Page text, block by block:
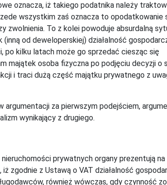
oznacza, iż takiego podatnika należy
wszystkim zaś oznacza to opodatkowanie
zwolnienia. To z kolei powoduje absurdalną
od deweloperskiej) działalność
po kilku latach może go sprzedać ciesząc się
majątek osoba fizyczna po podjęciu decyzji o
i traci dużą część majątku prywatnego z
za pierwszym podejściem,
wynikający z drugiego.
prywatnych organy prezentują na
zgodnie z Ustawą o VAT działalność
również wówczas, gdy czynność